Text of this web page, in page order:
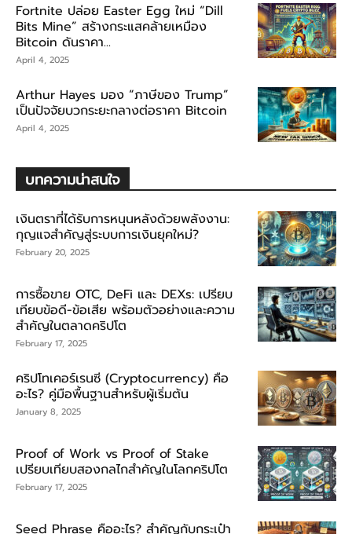
Fortnite ปล่อย Easter Egg ใหม่ “Dill
Bits Mine” สร้างกระแสคล้ายเหมือง
Bitcoin ดันราคา...
April 4, 2025
Arthur Hayes มอง “ภาษีของ Trump”
เป็นปัจจัยบวกระยะกลางต่อราคา Bitcoin
April 4, 2025
บทความน่าสนใจ
เงินตราที่ได้รับการหนุนหลังด้วยพลังงาน:
กุญแจสำคัญสู่ระบบการเงินยุคใหม่?
February 20, 2025
การซื้อขาย OTC, DeFi และ DEXs: เปรียบ
เทียบข้อดี-ข้อเสีย พร้อมตัวอย่างและความ
สำคัญในตลาดคริปโต
February 17, 2025
คริปโทเคอร์เรนซี (Cryptocurrency) คือ
อะไร? คู่มือพื้นฐานสำหรับผู้เริ่มต้น
January 8, 2025
Proof of Work vs Proof of Stake
เปรียบเทียบสองกลไกสำคัญในโลกคริปโต
February 17, 2025
Seed Phrase คืออะไร? สำคัญกับกระเป๋า